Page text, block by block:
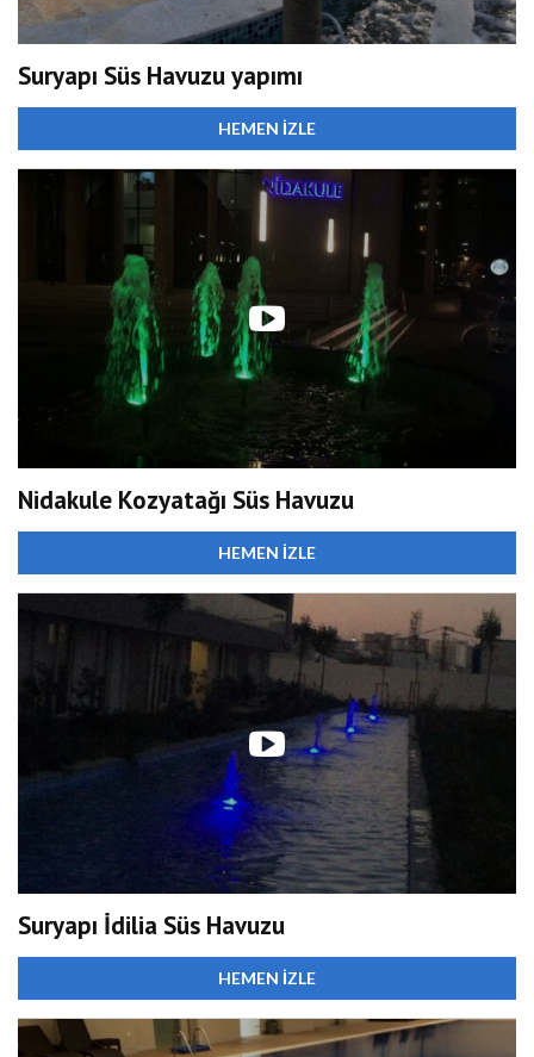
Suryapı Süs Havuzu yapımı
HEMEN İZLE
Nidakule Kozyatağı Süs Havuzu
HEMEN İZLE
Suryapı İdilia Süs Havuzu
HEMEN İZLE